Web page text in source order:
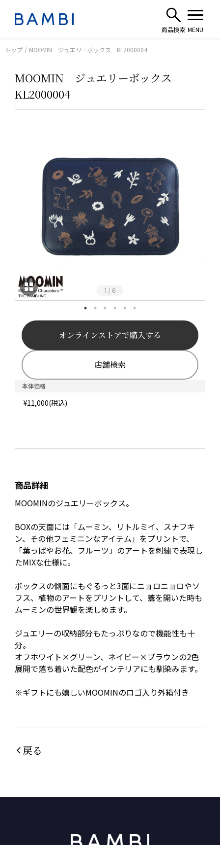
トップ MOOMIN ジュエリーボックス KL2000004
MOOMIN ジュエリーボックス
KL2000004
1 / 6
本体価格
¥11,000(税込)
オンラインストアで購入する
店舗検索
商品詳細
MOOMINのジュエリーボックス。
BOXの天面には「ムーミン、リトルミイ、スナフキ
ン、その他フェミニンなアイテム」をプリントで、
「葉っぱやお花、フルーツ」のアートを刺繍で表現し
たMIXな仕様に。
ボックスの側面にもぐるっと3面にニョロニョロやソ
フス、植物のアートをプリントして、蓋を開いた時も
ムーミンの世界観を楽しめます。
ジュエリーの収納部分もたっぷりなので機能性も十
分。
オフホワイト×グリーン、ネイビー×ブラウンの2色
展開で落ち着いた配色がインテリアにも馴染みます。
※ギフトにも嬉しいMOOMINのロゴ入り外箱付き
戻る